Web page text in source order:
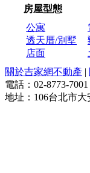
房屋型態
公寓
透天厝/別墅
店面
關於吉家網不動產 |
電話： 02-8773-7001
地址： 106台北市